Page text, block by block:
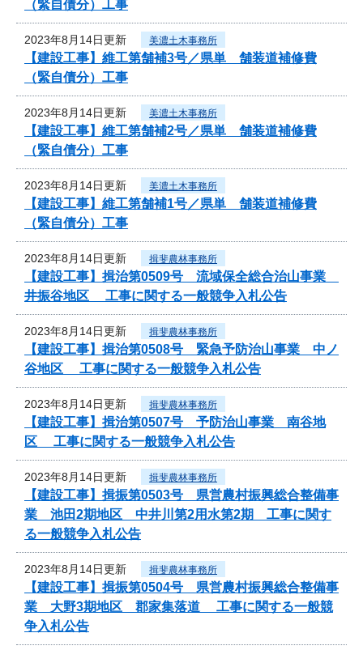
（緊自債分）工事
2023年8月14日更新 美濃土木事務所
【建設工事】維工第舗補3号／県単 舗装道補修費
（緊自債分）工事
2023年8月14日更新 美濃土木事務所
【建設工事】維工第舗補2号／県単 舗装道補修費
（緊自債分）工事
2023年8月14日更新 美濃土木事務所
【建設工事】維工第舗補1号／県単 舗装道補修費
（緊自債分）工事
2023年8月14日更新 揖斐農林事務所
【建設工事】揖治第0509号 流域保全総合治山事業
井振谷地区 工事に関する一般競争入札公告
2023年8月14日更新 揖斐農林事務所
【建設工事】揖治第0508号 緊急予防治山事業 中ノ
谷地区 工事に関する一般競争入札公告
2023年8月14日更新 揖斐農林事務所
【建設工事】揖治第0507号 予防治山事業 南谷地
区 工事に関する一般競争入札公告
2023年8月14日更新 揖斐農林事務所
【建設工事】揖振第0503号 県営農村振興総合整備事
業 池田2期地区 中井川第2用水第2期 工事に関す
る一般競争入札公告
2023年8月14日更新 揖斐農林事務所
【建設工事】揖振第0504号 県営農村振興総合整備事
業 大野3期地区 郡家集落道 工事に関する一般競
争入札公告